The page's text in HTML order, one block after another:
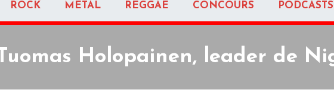
ROCK METAL REGGAE CONCOURS PODCASTS
Tuomas Holopainen, leader de